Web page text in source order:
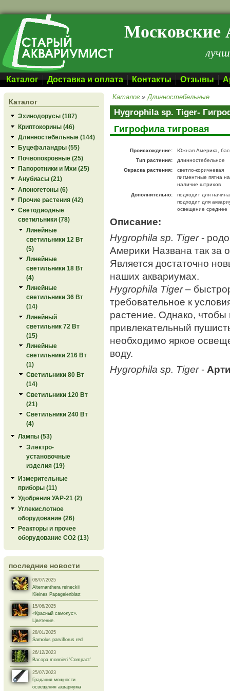
Перейти к основному содержанию Московские
Каталог Доставка и оплата Контакты Отзывы
Каталог
Эхинодорусы (187)
Криптокорины (46)
Длинностебельные (144)
Буцефаландры (55)
Почвопокровные (25)
Папоротники и Мхи (25)
Анубиасы (21)
Апоногетоны (6)
Прочие растения (42)
Светодиодные
светильники (78)
Линейные
светильники 12 Вт
(5)
Линейные
светильники 18 Вт
(4)
Линейные
светильники 36 Вт
(14)
Линейный
светильник 72 Вт
(15)
Линейные
светильники 216 Вт
(1)
Светильники 80 Вт
(14)
Светильники 120 Вт
(21)
Светильники 240 Вт
(4)
Лампы (53)
Электро-
установочные
изделия (19)
Измерительные
приборы (11)
Удобрения УАР-21 (2)
Углекислотное
оборудование (26)
Реакторы и прочее
оборудование СО2 (13)
последние новости
08/07/2025
Alternanthera reineckii
Kleines Papageienblatt
15/06/2025
«Красный самолус».
Цветение.
28/01/2025
Samolus parviflorus red
26/12/2023
Bacopa monnieri 'Compact’
25/07/2023
Градация мощности
освещения аквариума
Каталог »Длинностебельные
Hygrophila sp. Tiger-
Гигрофила тигровая
Происхождение:
Южная Америка,
Тип растения:
длинностебельное
Окраска растения:
светло-коричневая
пигментные пятна
наличие штрихов
Дополнительно:
подходит для
подходит для
освещение среднее
Описание:
Hygrophila sp. Tiger-
Америки Названа так за
Является достаточно
наших аквариумах.
Hygrophila Tiger–
требовательное к
растение. Однако, чтобы
привлекательный
необходимо яркое
воду.
Hygrophila sp. Tiger-